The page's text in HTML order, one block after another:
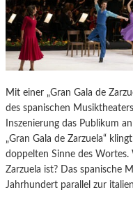
Mit einer „Gran Gala de
des spanischen
Inszenierung das Publikum
„Gran Gala de Zarzuela“
doppelten Sinne des Wortes.
Zarzuela ist? Das spanische
Jahrhundert parallel zur